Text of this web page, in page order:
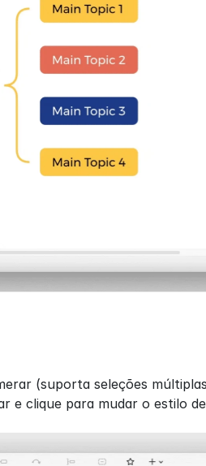
(suporta seleções
e clique para mudar o estilo